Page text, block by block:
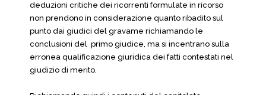
deduzioni critiche dei ricorrenti formulate in ricorso
non prendono in considerazione quanto ribadito sul
punto dai giudici del gravame richiamando le
conclusioni del primo giudice, ma si incentrano sulla
erronea qualificazione giuridica dei fatti contestati nel
giudizio di merito.